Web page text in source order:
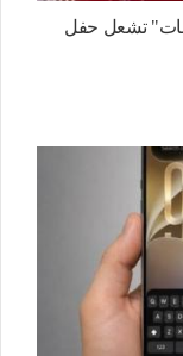
تشعل حفل